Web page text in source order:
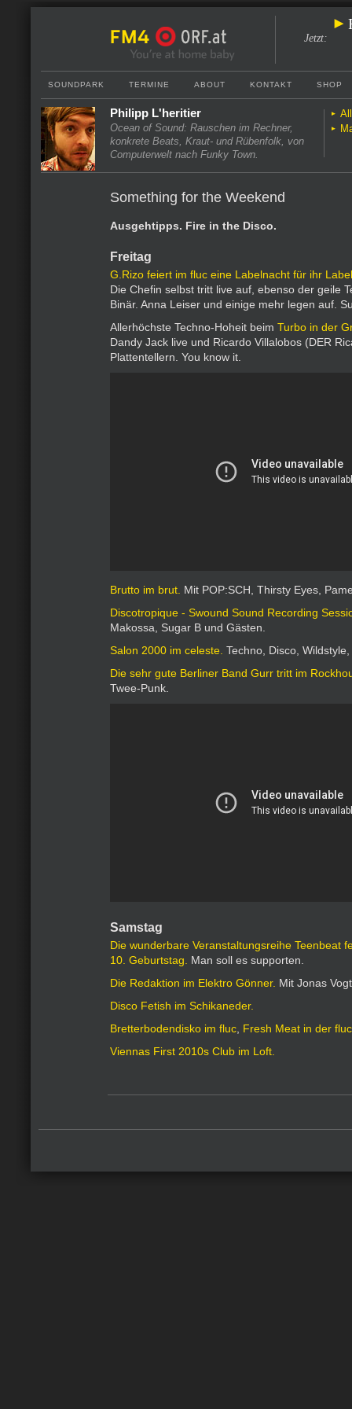
Jetzt:
SOUNDPARK TERMINE ABOUT KONTAKT SHOP
Philipp L'heritier
Ocean of Sound: Rauschen im Rechner,
konkrete Beats, Kraut- und Rübenfolk, von
Computerwelt nach Funky Town.
Something for the Weekend
Ausgehtipps. Fire in the Disco.
Freitag
G.Rizo feiert im fluc eine Labelnacht für ihr
Die Chefin selbst tritt live auf, ebenso der geile
Binär. Anna Leiser und einige mehr legen auf.
Allerhöchste Techno-Hoheit beim Turbo in der
Dandy Jack live und Ricardo Villalobos (DER
Plattentellern. You know it.
Brutto im brut. Mit POP:SCH, Thirsty Eyes,
Discotropique - Swound Sound Recording
Makossa, Sugar B und Gästen.
Salon 2000 im celeste. Techno, Disco,
Die sehr gute Berliner Band Gurr tritt im
Twee-Punk.
Samstag
Die wunderbare Veranstaltungsreihe Teenbeat
10. Geburtstag.
Man soll es supporten.
Die Redaktion im Elektro Gönner. Mit Jonas
Disco Fetish im Schikaneder.
Bretterbodendisko im fluc Fresh Meat in der
Viennas First 2010s Club im Loft.